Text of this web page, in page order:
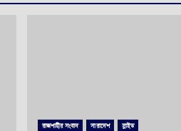
রাজশাহীর সংবাদ সারাদেশ স্লাইড